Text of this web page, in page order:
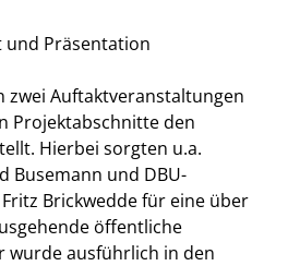
Präsentation
zwei Auftaktveranstaltungen
Projektabschnitte den
Hierbei sorgten u.a.
Busemann und DBU-
Brickwedde für eine über
öffentliche
wurde ausführlich in den